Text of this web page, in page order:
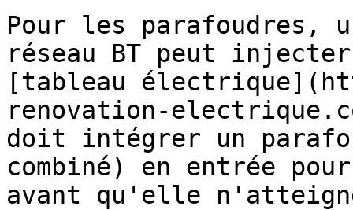
Pour les parafoudres,
réseau BT peut
[tableau
renovation-
doit intégrer un
combiné) en entrée
avant qu'elle